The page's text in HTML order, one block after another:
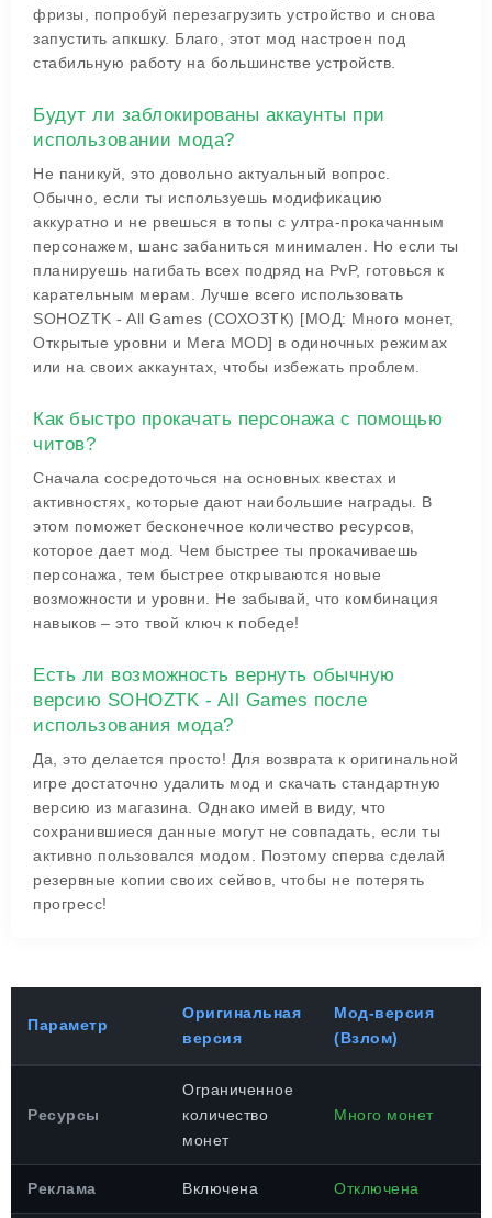
фризы, попробуй перезагрузить устройство и снова
запустить апкшку. Благо, этот мод настроен под
стабильную работу на большинстве устройств.
Будут ли заблокированы аккаунты при
использовании мода?
Не паникуй, это довольно актуальный вопрос.
Обычно, если ты используешь модификацию
аккуратно и не рвешься в топы с ултра-прокачанным
персонажем, шанс забаниться минимален. Но если ты
планируешь нагибать всех подряд на PvP, готовься к
карательным мерам. Лучше всего использовать
SOHOZTK - All Games (СОХОЗТК) [МОД: Много монет,
Открытые уровни и Мега MOD] в одиночных режимах
или на своих аккаунтах, чтобы избежать проблем.
Как быстро прокачать персонажа с помощью
читов?
Сначала сосредоточься на основных квестах и
активностях, которые дают наибольшие награды. В
этом поможет бесконечное количество ресурсов,
которое дает мод. Чем быстрее ты прокачиваешь
персонажа, тем быстрее открываются новые
возможности и уровни. Не забывай, что комбинация
навыков – это твой ключ к победе!
Есть ли возможность вернуть обычную
версию SOHOZTK - All Games после
использования мода?
Да, это делается просто! Для возврата к оригинальной
игре достаточно удалить мод и скачать стандартную
версию из магазина. Однако имей в виду, что
сохранившиеся данные могут не совпадать, если ты
активно пользовался модом. Поэтому сперва сделай
резервные копии своих сейвов, чтобы не потерять
прогресс!
Параметр
Оригинальная
версия
Мод-версия
(Взлом)
Ресурсы
Ограниченное
количество
монет
Много монет
Реклама Включена Отключена